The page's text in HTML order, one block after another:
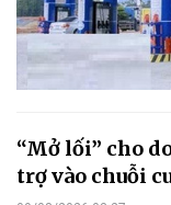
“Mở lối” cho
trợ vào chuỗi